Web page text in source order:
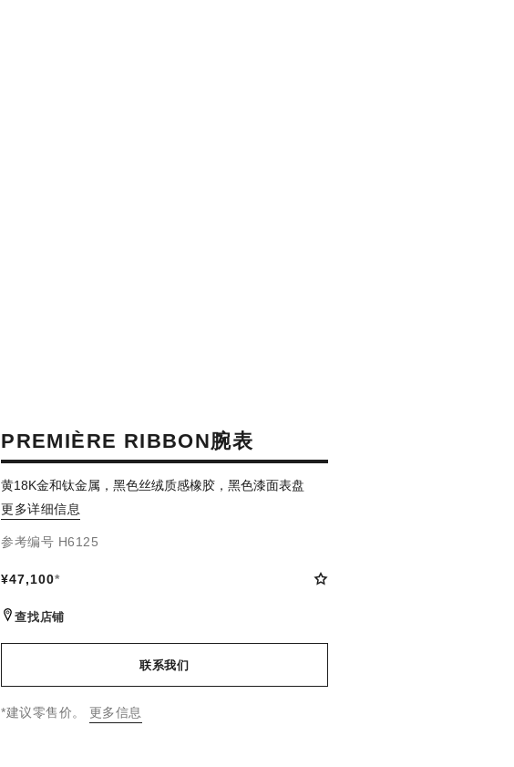
PREMIÈRE RIBBON腕表
黄18K金和钛金属，黑色丝绒质感橡胶，黑色漆面表盘
更多详细信息
参考编号 H6125
¥47,100*
查找店铺
联系我们
↩
*建议零售价。 更多信息